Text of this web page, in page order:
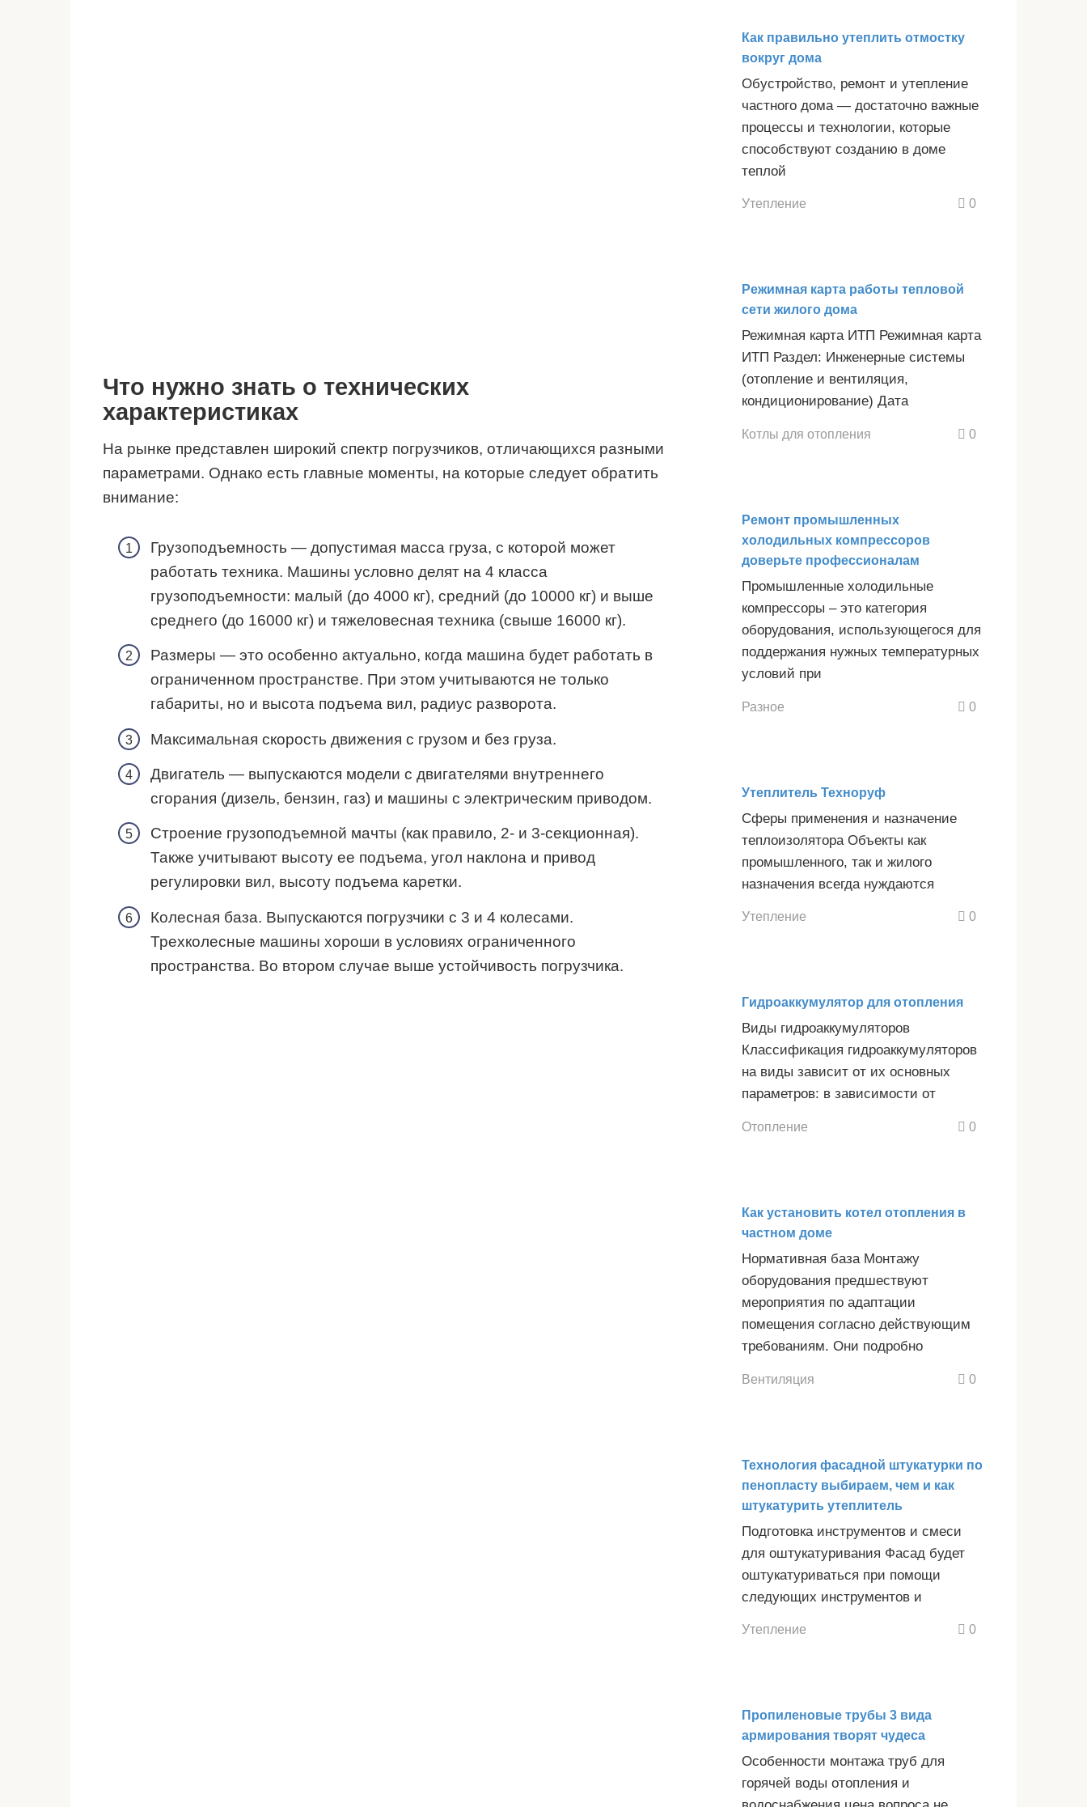
Что нужно знать о технических
характеристиках
На рынке представлен широкий спектр погрузчиков, отличающихся разными
параметрами. Однако есть главные моменты, на которые следует обратить
внимание:
Грузоподъемность — допустимая масса груза, с которой может
работать техника. Машины условно делят на 4 класса
грузоподъемности: малый (до 4000 кг), средний (до 10000 кг) и выше
среднего (до 16000 кг) и тяжеловесная техника (свыше 16000 кг).
Размеры — это особенно актуально, когда машина будет работать в
ограниченном пространстве. При этом учитываются не только
габариты, но и высота подъема вил, радиус разворота.
Максимальная скорость движения с грузом и без груза.
Двигатель — выпускаются модели с двигателями внутреннего
сгорания (дизель, бензин, газ) и машины с электрическим приводом.
Строение грузоподъемной мачты (как правило, 2- и 3-секционная).
Также учитывают высоту ее подъема, угол наклона и привод
регулировки вил, высоту подъема каретки.
Колесная база. Выпускаются погрузчики с 3 и 4 колесами.
Трехколесные машины хороши в условиях ограниченного
пространства. Во втором случае выше устойчивость погрузчика.
Как правильно утеплить отмостку
вокруг дома
Обустройство, ремонт и утепление
частного дома — достаточно важные
процессы и технологии, которые
способствуют созданию в доме
теплой
Утепление 0
Режимная карта работы тепловой
сети жилого дома
Режимная карта ИТП Режимная карта
ИТП Раздел: Инженерные системы
(отопление и вентиляция,
кондиционирование) Дата
Котлы для отопления 0
Ремонт промышленных
холодильных компрессоров
доверьте профессионалам
Промышленные холодильные
компрессоры – это категория
оборудования, использующегося для
поддержания нужных температурных
условий при
Разное 0
Утеплитель Техноруф
Сферы применения и назначение
теплоизолятора Объекты как
промышленного, так и жилого
назначения всегда нуждаются
Утепление 0
Гидроаккумулятор для отопления
Виды гидроаккумуляторов
Классификация гидроаккумуляторов
на виды зависит от их основных
параметров: в зависимости от
Отопление 0
Как установить котел отопления в
частном доме
Нормативная база Монтажу
оборудования предшествуют
мероприятия по адаптации
помещения согласно действующим
требованиям. Они подробно
Вентиляция 0
Технология фасадной штукатурки по
пенопласту выбираем, чем и как
штукатурить утеплитель
Подготовка инструментов и смеси
для оштукатуривания Фасад будет
оштукатуриваться при помощи
следующих инструментов и
Утепление 0
Пропиленовые трубы 3 вида
армирования творят чудеса
Особенности монтажа труб для
горячей воды отопления и